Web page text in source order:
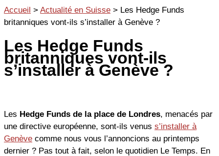
Aller
au
Accueil > Actualité en Suisse > Les Hedge Funds
britanniques vont-ils s’installer à Genève ?
Les Hedge Funds
britanniques vont-ils
s’installer à Genève ?
Les Hedge Funds de la place de Londres, menacés par
une directive européenne, sont-ils venus s’installer à
Genève comme nous vous l’annoncions au printemps
dernier ? Pas tout à fait, selon le quotidien Le Temps. En